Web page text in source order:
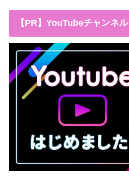
【PR】YouTubeチャンネル